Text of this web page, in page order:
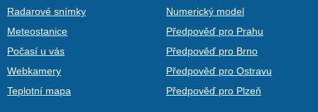
Radarové snímky
Meteostanice
Počasí u vás
Webkamery
Teplotní mapa
Numerický model
Předpověď pro Prahu
Předpověď pro Brno
Předpověď pro Ostravu
Předpověď pro Plzeň